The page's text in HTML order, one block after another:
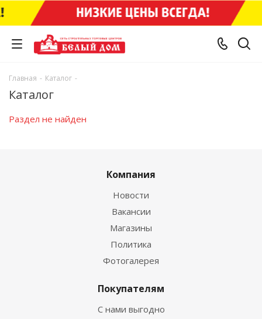
Главная - Каталог -
Каталог
Раздел не найден
Компания
Новости
Вакансии
Магазины
Политика
Фотогалерея
Покупателям
С нами выгодно